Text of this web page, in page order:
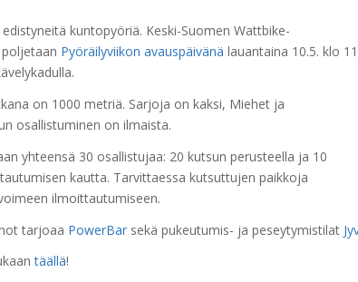
kuntopyöriä. Keski-Suomen Wattbike-
Pyöräilyviikon avauspäivänä lauantaina 10.5. klo
on 1000 metriä. Sarjoja on kaksi, Miehet ja
osallistuminen on ilmaista.
yhteensä 30 osallistujaa: 20 kutsun perusteella ja 10
kautta. Tarvittaessa kutsuttujen paikkoja
ilmoittautumiseen.
tarjoaa PowerBarsekä pukeutumis- ja peseytymistilat
täällä!